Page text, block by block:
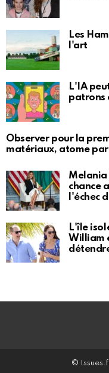
Les
l'art
L'IA
patrons
Observer pour la
matériaux, atome
Melania
chance
l'échec
L'île
William
©